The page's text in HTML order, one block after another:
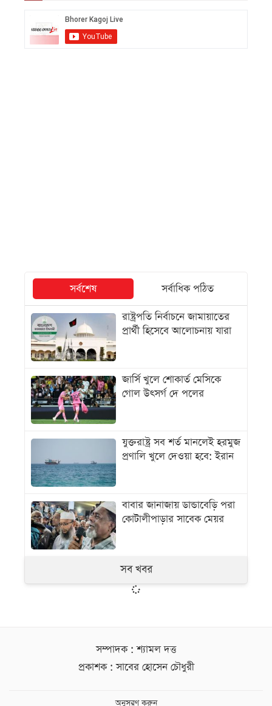
সর্বশেষ
সর্বাধিক পঠিত
রাষ্ট্রপতি নির্বাচনে জামায়াতের
প্রার্থী হিসেবে আলোচনায় যারা
জার্সি খুলে শোকার্ত মেসিকে
গোল উৎসর্গ দে পলের
যুক্তরাষ্ট্র সব শর্ত মানলেই হরমুজ
প্রণালি খুলে দেওয়া হবে: ইরান
বাবার জানাজায় ডান্ডাবেড়ি পরা
কোটালীপাড়ার সাবেক মেয়র
সব খবর
সম্পাদক : শ্যামল দত্ত
প্রকাশক : সাবের হোসেন চৌধুরী
অনুসরণ করুন